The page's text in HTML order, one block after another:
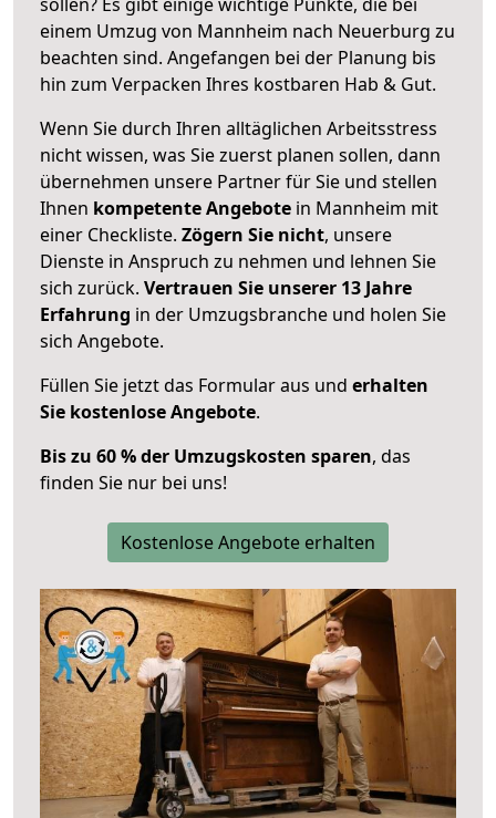
einem Umzug von Mannheim nach Neuerburg zu
beachten sind. Angefangen bei der Planung bis
hin zum Verpacken Ihres kostbaren Hab & Gut.
Wenn Sie durch Ihren alltäglichen Arbeitsstress
nicht wissen, was Sie zuerst planen sollen, dann
übernehmen unsere Partner für Sie und stellen
Ihnen kompetente Angebote in Mannheim mit
einer Checkliste. Zögern Sie nicht, unsere
Dienste in Anspruch zu nehmen und lehnen Sie
sich zurück. Vertrauen Sie unserer 13 Jahre
Erfahrung in der Umzugsbranche und holen Sie
sich Angebote.
Füllen Sie jetzt das Formular aus und erhalten
Sie kostenlose Angebote.
Bis zu 60 % der Umzugskosten sparen, das
finden Sie nur bei uns!
Kostenlose Angebote erhalten